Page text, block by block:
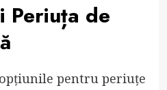
Periuța de
pentru periuțe